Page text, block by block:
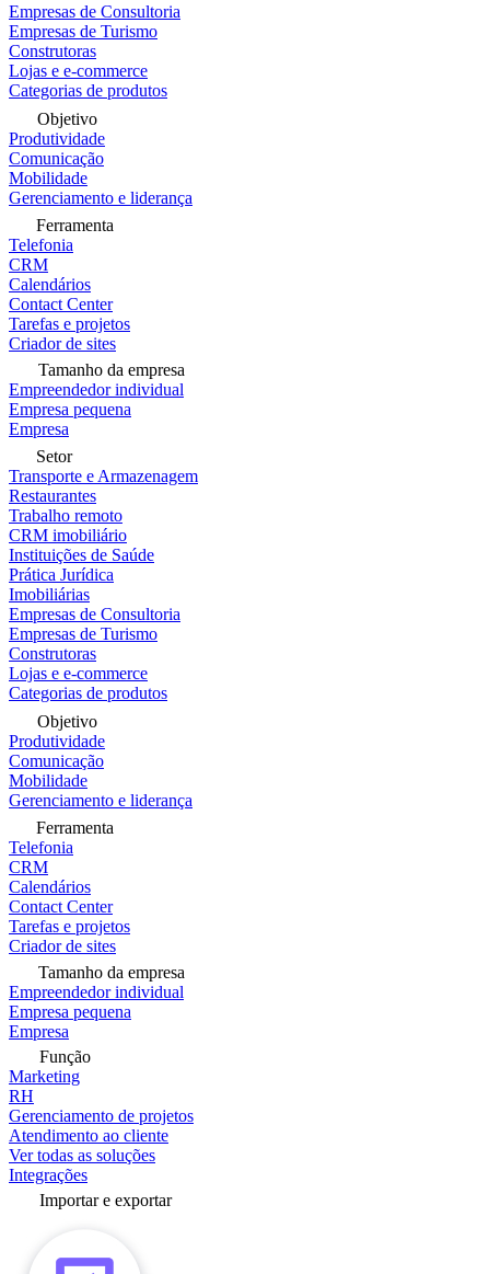
Empresas de Consultoria
Empresas de Turismo
Construtoras
Lojas e e-commerce
Categorias de produtos
Objetivo
Produtividade
Comunicação
Mobilidade
Gerenciamento e liderança
Ferramenta
Telefonia
CRM
Calendários
Contact Center
Tarefas e projetos
Criador de sites
Tamanho da empresa
Empreendedor individual
Empresa pequena
Empresa
Setor
Transporte e Armazenagem
Restaurantes
Trabalho remoto
CRM imobiliário
Instituições de Saúde
Prática Jurídica
Imobiliárias
Empresas de Consultoria
Empresas de Turismo
Construtoras
Lojas e e-commerce
Categorias de produtos
Objetivo
Produtividade
Comunicação
Mobilidade
Gerenciamento e liderança
Ferramenta
Telefonia
CRM
Calendários
Contact Center
Tarefas e projetos
Criador de sites
Tamanho da empresa
Empreendedor individual
Empresa pequena
Empresa
Função
Marketing
RH
Gerenciamento de projetos
Atendimento ao cliente
Ver todas as soluções
Integrações
Importar e exportar